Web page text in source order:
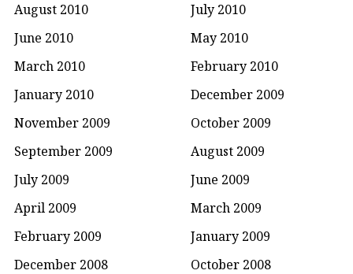
August 2010
July 2010
June 2010
May 2010
March 2010
February 2010
January 2010
December 2009
November 2009
October 2009
September 2009
August 2009
July 2009
June 2009
April 2009
March 2009
February 2009
January 2009
December 2008
October 2008